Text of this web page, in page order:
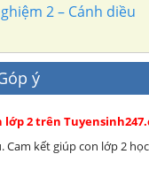
2 – Cánh diều
ý
2 trên
Cam kết giúp con lớp 2